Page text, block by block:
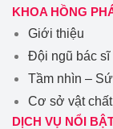
KHOA HỒNG
Giới thiệu
Đội ngũ bác sĩ
Tầm nhìn –
Cơ sở vật chất
DỊCH VỤ NỔI